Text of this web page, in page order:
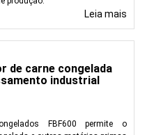
Leia mais
de carne congelada
industrial
FBF600 permite o